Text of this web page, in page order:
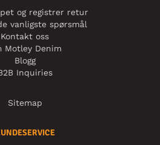
og registrer retur
vanligste spørsmål
Kontakt oss
Motley Denim
Blogg
Inquiries
Sitemap